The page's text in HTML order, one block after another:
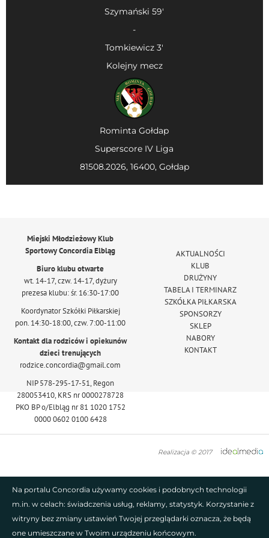
Szymański 59'
-
Tomkiewicz 3'
Kolejny mecz
Rominta Gołdap
Superscore IV Liga
81508.2026, 16400, Gołdap
Miejski Młodzieżowy Klub
Sportowy Concordia Elbląg
Biuro klubu otwarte
wt. 14-17, czw. 14-17, dyżury
prezesa klubu: śr. 16:30-17:00
Koordynator Szkółki Piłkarskiej
pon. 14:30-18:00, czw. 7:00-11:00
Kontakt dla rodziców i opiekunów
dzieci trenujących
rodzice.concordia@gmail.com
NIP 578-295-17-51, Regon
280053410, KRS nr 0000278728
PKO BP o/Elbląg nr 81 1020 1752
0000 0602 0100 6428
AKTUALNOŚCI
KLUB
DRUŻYNY
TABELA I TERMINARZ
SZKÓŁKA PIŁKARSKA
SPONSORZY
SKLEP
NABORY
KONTAKT
Realizacja © 2017
Na portalu Concordia używamy cookies i podobnych technologii
m.in. w celach: świadczenia usług, reklamy, statystyk. Korzystanie z
witryny bez zmiany ustawień Twojej przeglądarki oznacza, że będą
one umieszczane w Twoim urządzeniu końcowym.